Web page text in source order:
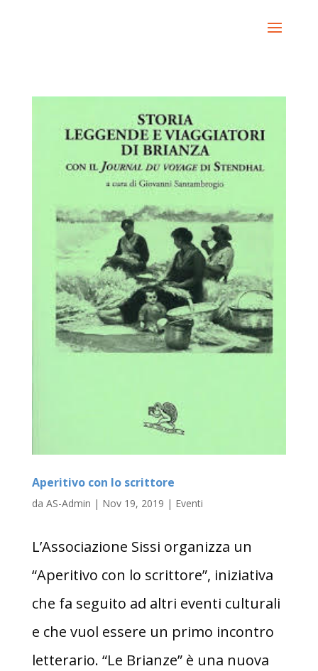
Aperitivo con lo scrittore
da AS-Admin | Nov 19, 2019 | Eventi
L’Associazione Sissi organizza un
“Aperitivo con lo scrittore”, iniziativa
che fa seguito ad altri eventi culturali
e che vuol essere un primo incontro
letterario. “Le Brianze” è una nuova